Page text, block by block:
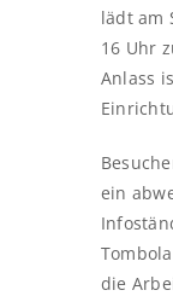
lädt am
16 Uhr
Anlass
ein
die